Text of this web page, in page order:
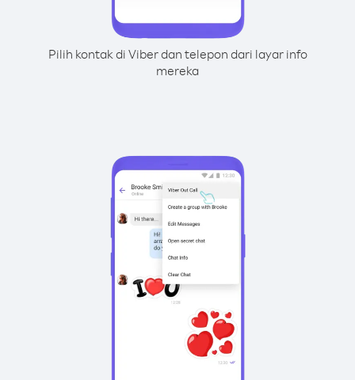
Pilih kontak di Viber dan telepon dari layar info
mereka